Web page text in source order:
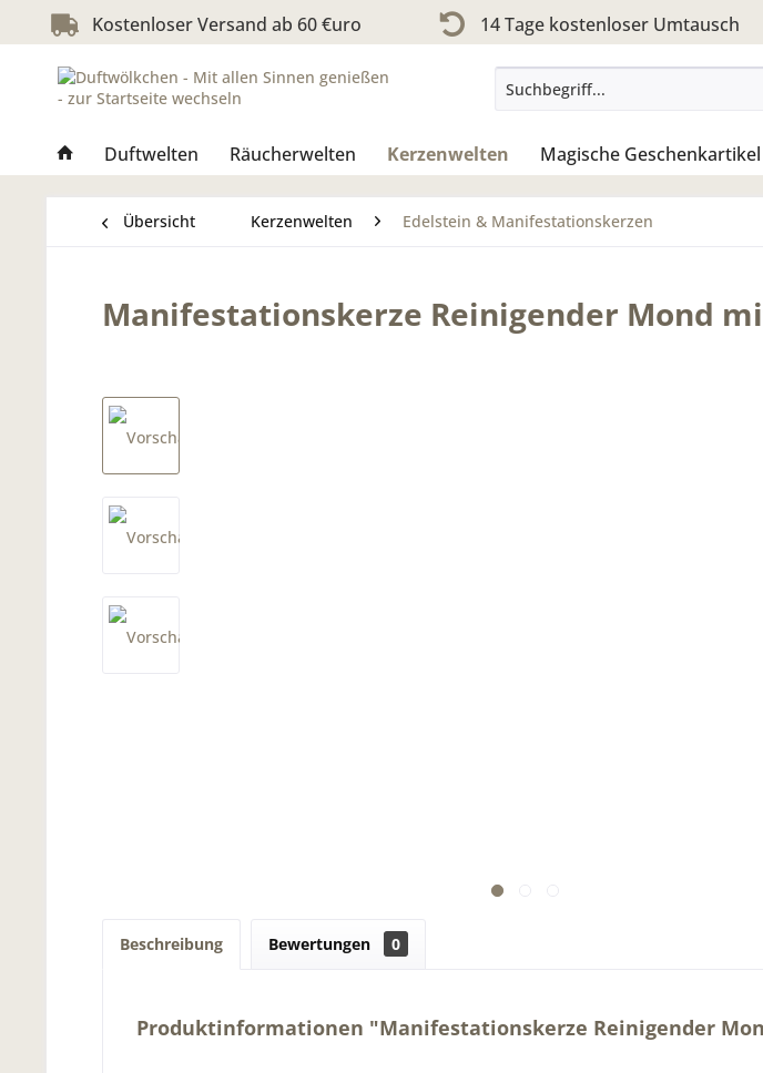
Kostenloser Versand ab 60 €uro 14 Tage kostenloser Umtausch
Duftwelten Räucherwelten Kerzenwelten Magische Geschenkartikel
Übersicht Kerzenwelten Edelstein & Manifestationskerzen
Manifestationskerze Reinigender Mond
Beschreibung Bewertungen 0
Produktinformationen "Manifestationskerze Reinigender